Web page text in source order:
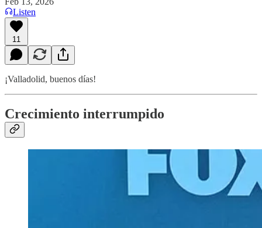
Listen
11
¡Valladolid, buenos días!
Crecimiento interrumpido